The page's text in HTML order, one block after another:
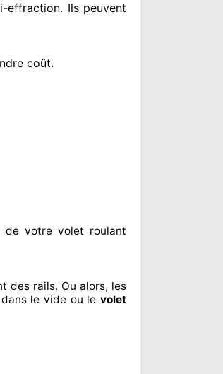
effraction. Ils peuvent
coût.
de votre volet roulant
des rails. Ou alors, les
le vide ou levolet